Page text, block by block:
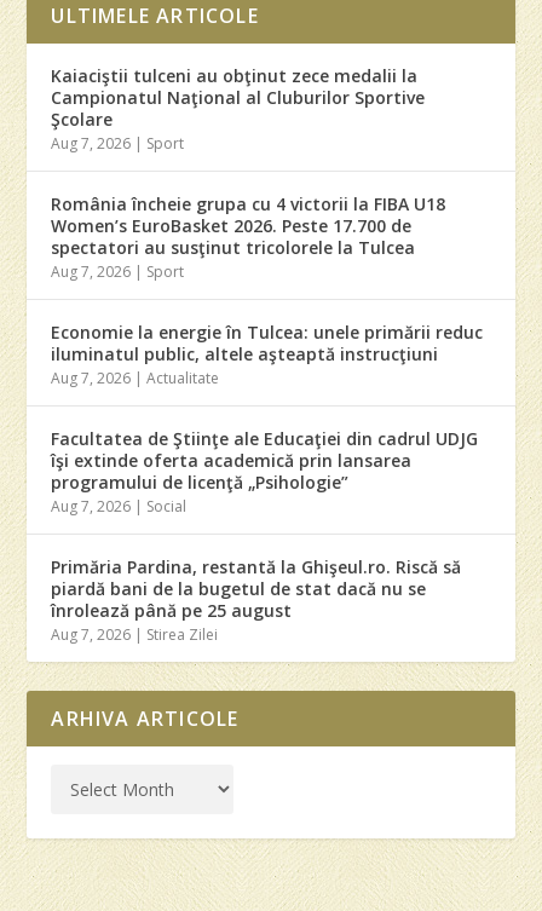
ULTIMELE ARTICOLE
Kaiaciştii tulceni au obţinut zece medalii la
Campionatul Naţional al Cluburilor Sportive
Şcolare
Aug 7, 2026 | Sport
România încheie grupa cu 4 victorii la FIBA U18
Women’s EuroBasket 2026. Peste 17.700 de
spectatori au susţinut tricolorele la Tulcea
Aug 7, 2026 | Sport
Economie la energie în Tulcea: unele primării reduc
iluminatul public, altele aşteaptă instrucţiuni
Aug 7, 2026 |Actualitate
Facultatea de Ştiinţe ale Educaţiei din cadrul UDJG
îşi extinde oferta academică prin lansarea
programului de licenţă „Psihologie”
Aug 7, 2026 | Social
Primăria Pardina, restantă la Ghişeul.ro. Riscă să
piardă bani de la bugetul de stat dacă nu se
înrolează până pe 25 august
Aug 7, 2026 | Stirea Zilei
ARHIVA ARTICOLE